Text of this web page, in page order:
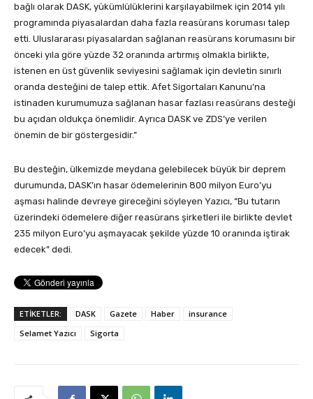
bağlı olarak DASK, yükümlülüklerini karşılayabilmek için 2014 yılı
programında piyasalardan daha fazla reasürans koruması talep
etti. Uluslararası piyasalardan sağlanan reasürans korumasını bir
önceki yıla göre yüzde 32 oranında artırmış olmakla birlikte,
istenen en üst güvenlik seviyesini sağlamak için devletin sınırlı
oranda desteğini de talep ettik. Afet Sigortaları Kanunu’na
istinaden kurumumuza sağlanan hasar fazlası reasürans desteği
bu açıdan oldukça önemlidir. Ayrıca DASK ve ZDS’ye verilen
önemin de bir göstergesidir.”
Bu desteğin, ülkemizde meydana gelebilecek büyük bir deprem
durumunda, DASK’ın hasar ödemelerinin 800 milyon Euro’yu
aşması halinde devreye gireceğini söyleyen Yazıcı, “Bu tutarın
üzerindeki ödemelere diğer reasürans şirketleri ile birlikte devlet
235 milyon Euro’yu aşmayacak şekilde yüzde 10 oranında iştirak
edecek” dedi.
ETİKETLER: DASK Gazete Haber
insurance
Selamet Yazıcı
Sigorta